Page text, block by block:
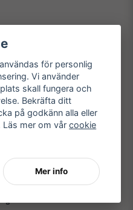
nr 556550-3173
för personlig
Vi använder
skall fungera och
Bekräfta ditt
på godkänn alla eller
Läs mer om vårcookie
Mer info